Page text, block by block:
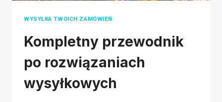
WYSYŁKA TWOICH ZAMÓWIEŃ
Kompletny przewodnik
po rozwiązaniach
wysyłkowych